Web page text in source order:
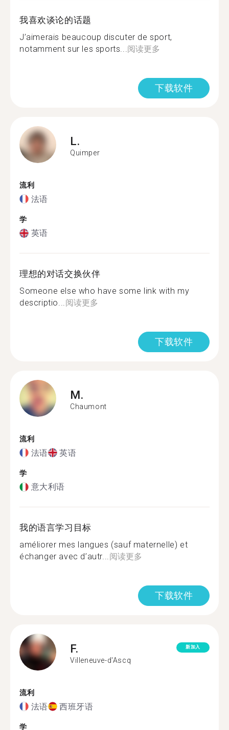
我喜欢谈论的话题
J’aimerais beaucoup discuter de sport,
notamment sur les sports...阅读更多
下载软件
L.
Quimper
流利
法语
学
英语
理想的对话交换伙伴
Someone else who have some link with my
descriptio...阅读更多
下载软件
M.
Chaumont
流利
法语 英语
学
意大利语
我的语言学习目标
améliorer mes langues (sauf maternelle) et
échanger avec d’autr...阅读更多
下载软件
F.
Villeneuve-d'Ascq
新加入
流利
法语 西班牙语
学